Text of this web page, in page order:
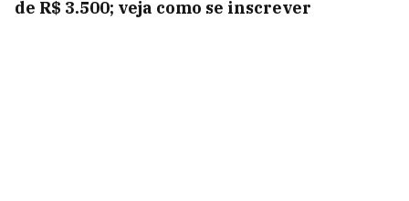
de R$ 3.500; veja como se inscrever